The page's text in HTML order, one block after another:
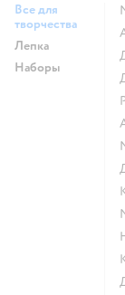
Все для
творчества
Лепка
Наборы